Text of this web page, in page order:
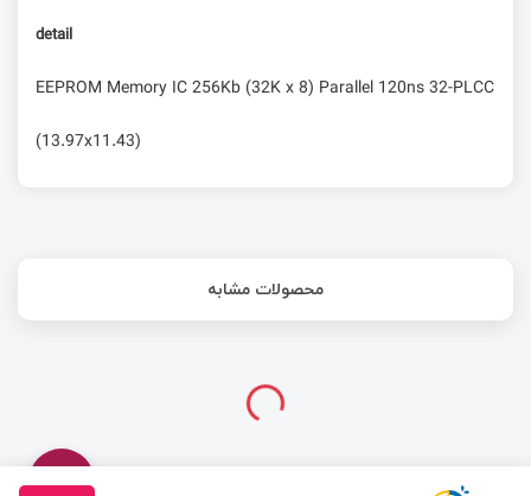
detail
EEPROM Memory IC 256Kb (32K x 8) Parallel 120ns 32-PLCC
(13.97x11.43)
محصولات مشابه